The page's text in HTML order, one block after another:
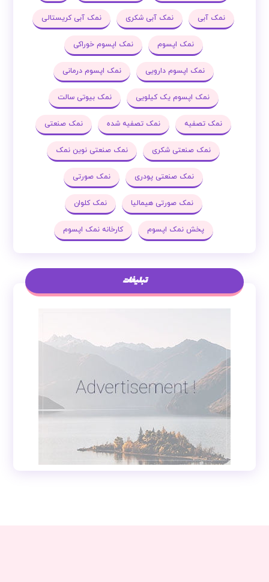
نمک آبی نمک آبی شکری نمک آبی کریستالی
نمک اپسوم نمک اپسوم خوراکی
نمک اپسوم دارویی نمک اپسوم درمانی
نمک اپسوم یک کیلویی نمک بیوتی سالت
نمک تصفیه نمک تصفیه شده نمک صنعتی
نمک صنعتی شکری نمک صنعتی نوین نمک
نمک صنعتی پودری نمک صورتی
نمک صورتی هیمالیا نمک کلوان
پخش نمک اپسوم کارخانه نمک اپسوم
تبلیغات